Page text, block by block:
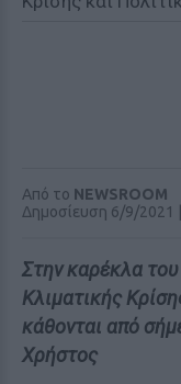
Από το NEWSROOM
Δημοσίευση 6/9/2021
Στην καρέκλα
Κλιματικής
κάθονται από
Χρήστος